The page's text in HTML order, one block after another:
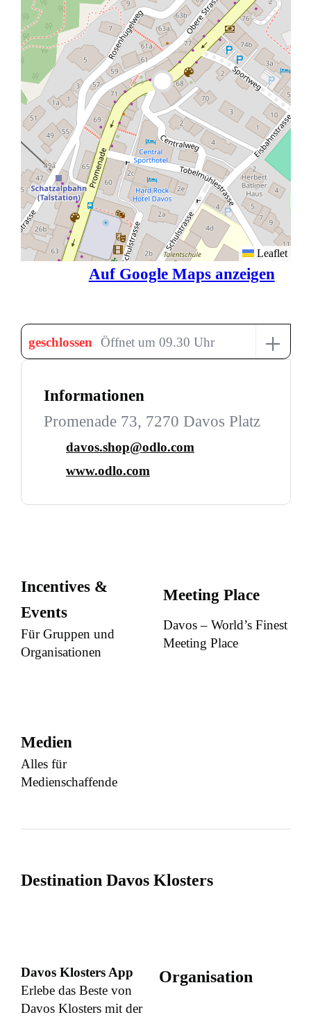
Leaflet
Auf Google Maps anzeigen
geschlossen Öffnet um 09.30 Uhr +
Informationen
Promenade 73, 7270 Davos Platz
davos.shop@odlo.com
www.odlo.com
Incentives &
Events
Für Gruppen und
Organisationen
Meeting Place
Davos – World’s Finest
Meeting Place
Medien
Alles für
Medienschaffende
Destination Davos Klosters
Davos Klosters App
Erlebe das Beste von
Davos Klosters mit der
Organisation